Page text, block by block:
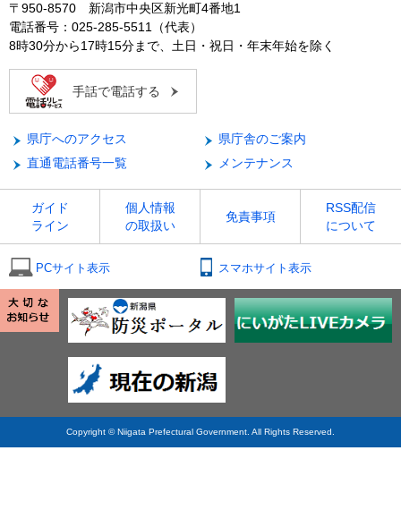
〒950-8570 新潟市中央区新光町4番地1
電話番号：025-285-5511（代表）
8時30分から17時15分まで、土日・祝日・年末年始を除く
手話で電話する
県庁へのアクセス
県庁舎のご案内
直通電話番号一覧
メンテナンス
ガイド
ライン
個人情報
の取扱い
免責事項
RSS配信
について
PCサイト表示 スマホサイト表示
Copyright © Niigata Prefectural Government. All Rights Reserved.